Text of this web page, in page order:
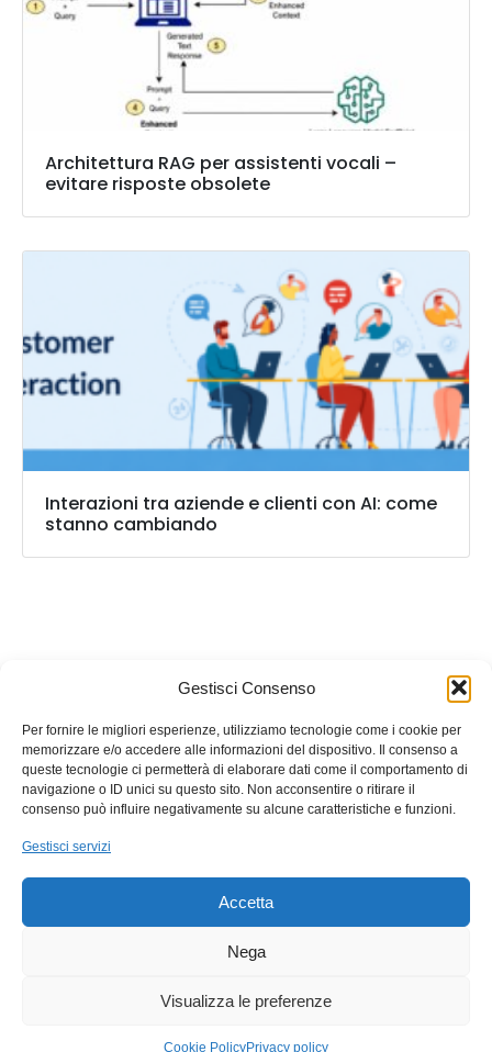
Gestisci Consenso
Per fornire le migliori esperienze, utilizziamo tecnologie come i cookie per
memorizzare e/o accedere alle informazioni del dispositivo. Il consenso a
queste tecnologie ci permetterà di elaborare dati come il comportamento di
navigazione o ID unici su questo sito. Non acconsentire o ritirare il
consenso può influire negativamente su alcune caratteristiche e funzioni.
Gestisci servizi
Accetta
Nega
Visualizza le preferenze
Cookie PolicyPrivacy policy
Architettura RAG per assistenti vocali –
evitare risposte obsolete
Interazioni tra aziende e clienti con AI: come
stanno cambiando
P.IVA: 02532780646